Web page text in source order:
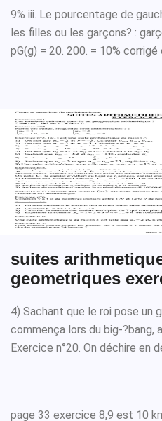
9% iii. Le pourcentage de
les filles ou les garçons? :
pG(g) = 20. 200. = 10%
suites
geometriques
4) Sachant que le roi pose un
commença lors du big-?bang,
Exercice n°20. On déchire en
page 33 exercice 8,9 est 10